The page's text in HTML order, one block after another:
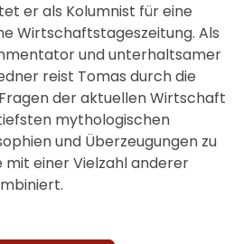
er als Kolumnist für eine
Wirtschaftstageszeitung. Als
und unterhaltsamer
reist Tomas durch die
der aktuellen Wirtschaft
mythologischen
und Überzeugungen zu
einer Vielzahl anderer